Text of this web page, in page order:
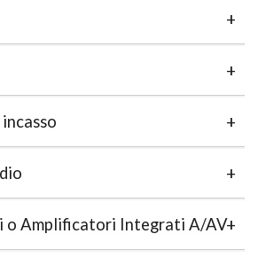
o Amplificatori Integrati A/AV